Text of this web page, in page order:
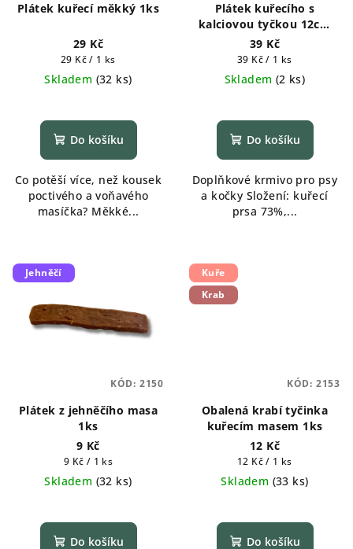
Plátek kuřecí měkký 1ks
29 Kč
Měrná
cena:
29 Kč / 1 ks
Skladem (32 ks)
Do košíku
Co potěší více, než kousek
poctivého a voňavého
masíčka? Měkké...
Plátek kuřecího s
kalciovou tyčkou 12cm
1ks
39 Kč
Měrná
cena:
39 Kč / 1 ks
Skladem (2 ks)
Do košíku
Doplňkové krmivo pro psy
a kočky Složení: kuřecí
prsa 73%,...
Jehněčí
Plátek z jehněčího masa
1ks
9 Kč
Měrná
cena:
9 Kč / 1 ks
Skladem (32 ks)
Do košíku
KÓD: 2150
Kuře
Krab
Obalená krabí tyčinka
kuřecím masem 1ks
12 Kč
Měrná
cena:
12 Kč / 1 ks
Skladem (33 ks)
Do košíku
KÓD: 2153